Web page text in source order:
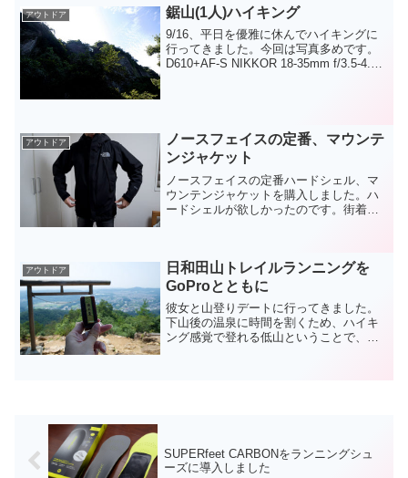
アウトドア 鋸山(1人)ハイキング
9/16、平日を優雅に休んでハイキングに
行ってきました。今回は写真多めです。
D610+AF-S NIKKOR 18-35mm f/3.5-4.5G
アウトドア
ノースフェイスの定番、マウンテ
ンジャケット
ノースフェイスの定番ハードシェル、マ
ウンテンジャケットを購入しました。ハ
ードシェルが欲しかったのです。街着
外にはソフトシェルがありま...
アウトドア
日和田山トレイルランニングを
GoProとともに
彼女と山登りデートに行ってきました。
下山後の温泉に時間を割くため、ハイキ
ング感覚で登れる低山ということで、日
SUPERfeet CARBONをランニングシュ
ーズに導入しました